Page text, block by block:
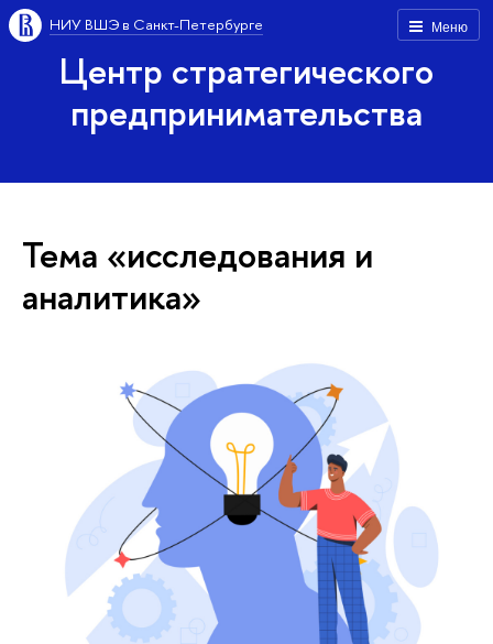
Меню
НИУ ВШЭ в Санкт-Петербурге
Центр стратегического
предпринимательства
Тема «исследования и
аналитика»